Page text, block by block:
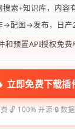
搜索+知识库，内容
→配图→发布，日产
和预置API授权免费
立即免费下载插
·🔓 100% 开源·🔒 数